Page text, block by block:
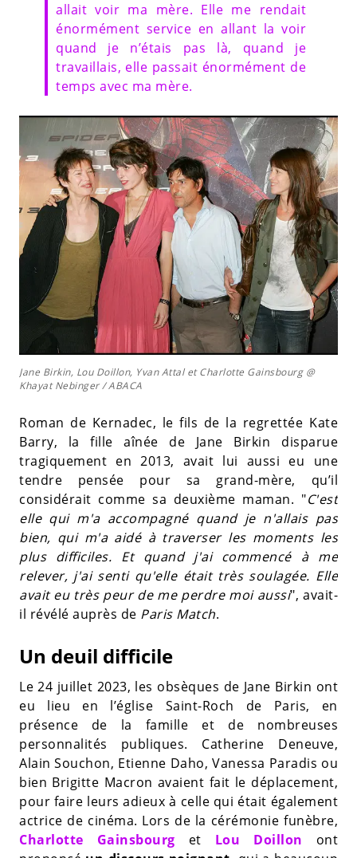
allait voir ma mère. Elle me rendait
énormément service en allant la voir
quand je n’étais pas là, quand je
travaillais, elle passait énormément de
temps avec ma mère.
Jane Birkin, Lou Doillon, Yvan Attal et Charlotte Gainsbourg @
Khayat Nebinger / ABACA
Roman de Kernadec, le fils de la regrettée Kate
Barry, la fille aînée de Jane Birkin disparue
tragiquement en 2013, avait lui aussi eu une
tendre pensée pour sa grand-mère, qu’il
considérait comme sa deuxième maman. "C'est
elle qui m'a accompagné quand je n'allais pas
bien, qui m'a aidé à traverser les moments les
plus difficiles. Et quand j'ai commencé à me
relever, j'ai senti qu'elle était très soulagée. Elle
avait eu très peur de me perdre moi aussi", avait-
il révélé auprès de Paris Match.
Un deuil difficile
Le 24 juillet 2023, les obsèques de Jane Birkin ont
eu lieu en l’église Saint-Roch de Paris, en
présence de la famille et de nombreuses
personnalités publiques. Catherine Deneuve,
Alain Souchon, Etienne Daho, Vanessa Paradis ou
bien Brigitte Macron avaient fait le déplacement,
pour faire leurs adieux à celle qui était également
actrice de cinéma. Lors de la cérémonie funèbre,
Charlotte Gainsbourg et Lou Doillon ont